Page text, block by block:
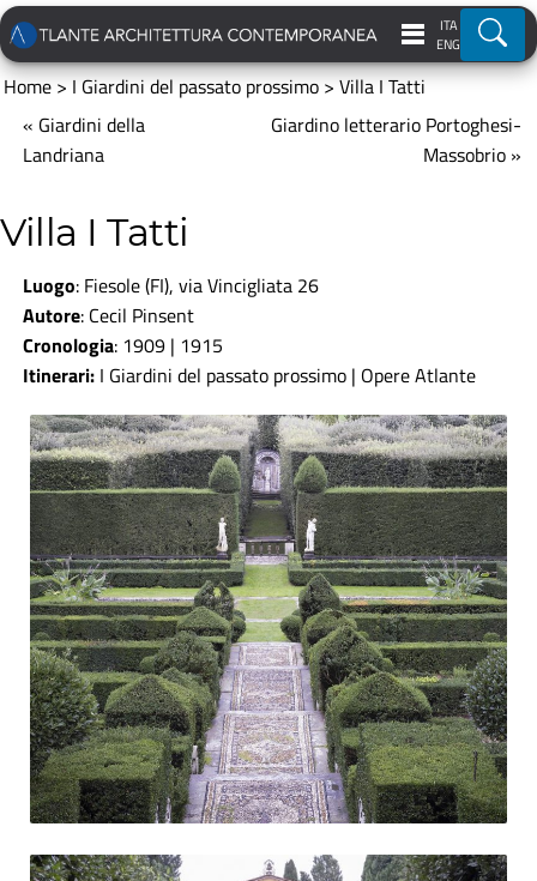
ITA
ENG
Home>I Giardini del passato prossimo>Villa I Tatti
« Giardini della
Landriana
Giardino letterario Portoghesi-
Massobrio »
Villa I Tatti
Luogo: Fiesole (FI), via Vincigliata 26
Autore: Cecil Pinsent
Cronologia: 1909 | 1915
Itinerari: I Giardini del passato prossimo | Opere Atlante